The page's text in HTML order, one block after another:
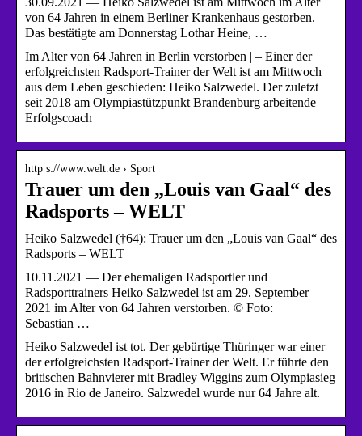
von 64 Jahren in einem Berliner Krankenhaus gestorben.
Das bestätigte am Donnerstag Lothar Heine, …
Im Alter von 64 Jahren in Berlin verstorben | – Einer der
erfolgreichsten Radsport-Trainer der Welt ist am Mittwoch
aus dem Leben geschieden: Heiko Salzwedel. Der zuletzt
seit 2018 am Olympiastützpunkt Brandenburg arbeitende
Erfolgscoach
http s://www.welt.de › Sport
Trauer um den „Louis van Gaal“ des
Radsports – WELT
Heiko Salzwedel (†64): Trauer um den „Louis van Gaal“ des
Radsports – WELT
10.11.2021 — Der ehemaligen Radsportler und
Radsporttrainers Heiko Salzwedel ist am 29. September
2021 im Alter von 64 Jahren verstorben. © Foto:
Sebastian …
Heiko Salzwedel ist tot. Der gebürtige Thüringer war einer
der erfolgreichsten Radsport-Trainer der Welt. Er führte den
britischen Bahnvierer mit Bradley Wiggins zum Olympiasieg
2016 in Rio de Janeiro. Salzwedel wurde nur 64 Jahre alt.